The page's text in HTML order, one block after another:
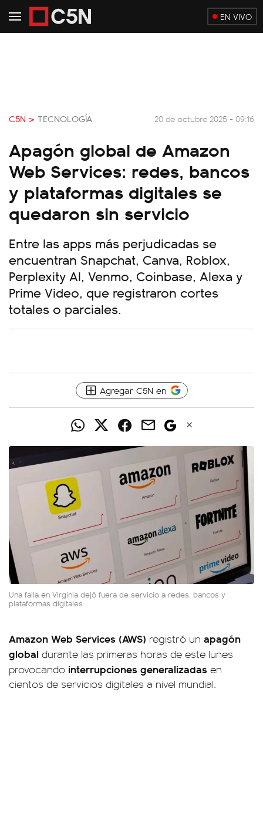
EN VIVO
C5N > TECNOLOGÍA 20 de octubre 2025 - 09:16
Apagón global de Amazon
Web Services: redes, bancos
y plataformas digitales se
quedaron sin servicio
Entre las apps más perjudicadas se
encuentran Snapchat, Canva, Roblox,
Perplexity AI, Venmo, Coinbase, Alexa y
Prime Video, que registraron cortes
totales o parciales.
Agregar C5N en
Una falla en Virginia dejó fuera de servicio a redes, bancos y
plataformas digitales
Amazon Web Services (AWS) registró un apagón
global durante las primeras horas de este lunes
provocando interrupciones generalizadas en
cientos de servicios digitales a nivel mundial.